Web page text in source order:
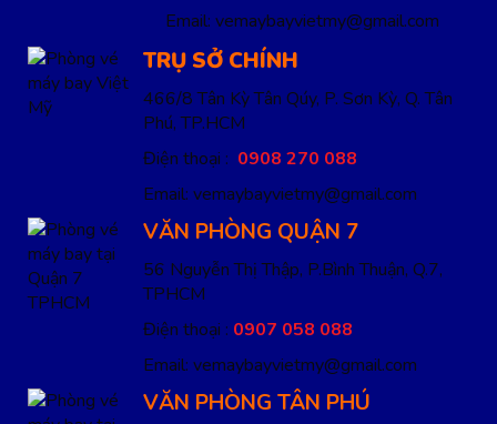
Email: vemaybayvietmy@gmail.com
TRỤ SỞ CHÍNH
466/8 Tân Kỳ Tân Qúy, P. Sơn Kỳ, Q. Tân
Phú, TP.HCM
Điện thoại : 0908 270 088
Email: vemaybayvietmy@gmail.com
VĂN PHÒNG QUẬN 7
56 Nguyễn Thị Thập, P.Bình Thuận, Q.7,
TPHCM
Điện thoại : 0907 058 088
Email: vemaybayvietmy@gmail.com
VĂN PHÒNG TÂN PHÚ